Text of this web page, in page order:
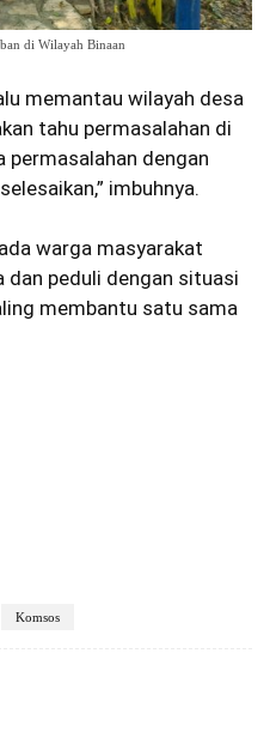
di Wilayah Binaan
memantau wilayah desa
tahu permasalahan di
permasalahan dengan
imbuhnya.
warga masyarakat
dan peduli dengan situasi
membantu satu sama
Komsos